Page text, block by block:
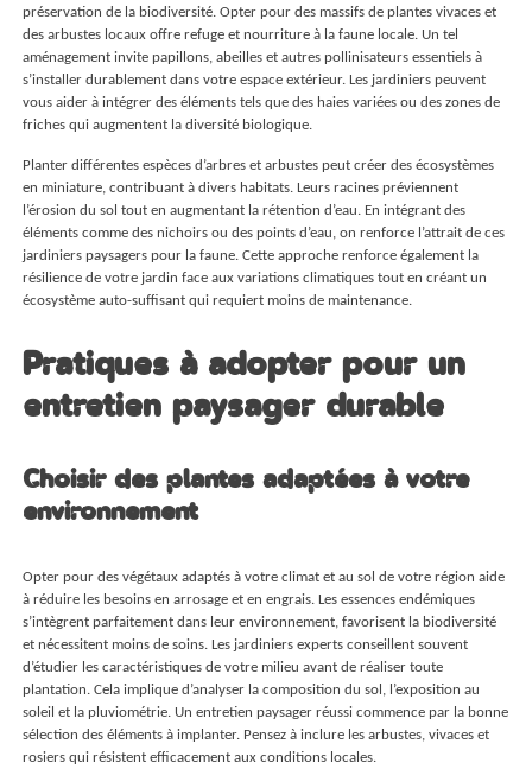
préservation de la biodiversité. Opter pour des massifs de plantes vivaces et
des arbustes locaux offre refuge et nourriture à la faune locale. Un tel
aménagement invite papillons, abeilles et autres pollinisateurs essentiels à
s’installer durablement dans votre espace extérieur. Les jardiniers peuvent
vous aider à intégrer des éléments tels que des haies variées ou des zones de
friches qui augmentent la diversité biologique.
Planter différentes espèces d’arbres et arbustes peut créer des écosystèmes
en miniature, contribuant à divers habitats. Leurs racines préviennent
l’érosion du sol tout en augmentant la rétention d’eau. En intégrant des
éléments comme des nichoirs ou des points d’eau, on renforce l’attrait de ces
jardiniers paysagers pour la faune. Cette approche renforce également la
résilience de votre jardin face aux variations climatiques tout en créant un
écosystème auto-suffisant qui requiert moins de maintenance.
Pratiques à adopter pour un
entretien paysager durable
Choisir des plantes adaptées à votre
environnement
Opter pour des végétaux adaptés à votre climat et au sol de votre région aide
à réduire les besoins en arrosage et en engrais. Les essences endémiques
s’intègrent parfaitement dans leur environnement, favorisent la biodiversité
et nécessitent moins de soins. Les jardiniers experts conseillent souvent
d’étudier les caractéristiques de votre milieu avant de réaliser toute
plantation. Cela implique d’analyser la composition du sol, l’exposition au
soleil et la pluviométrie. Un entretien paysager réussi commence par la bonne
sélection des éléments à implanter. Pensez à inclure les arbustes, vivaces et
rosiers qui résistent efficacement aux conditions locales.